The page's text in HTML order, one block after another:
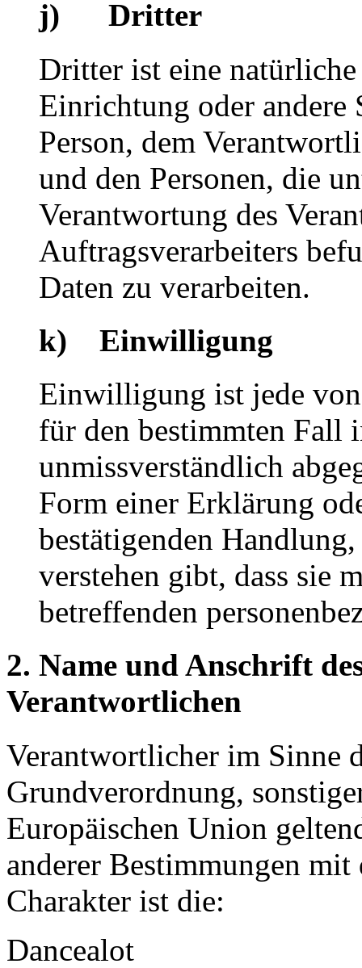
j) Dritter
Dritter ist eine
Einrichtung oder andere
Person, dem
und den Personen, die
Verantwortung des
Auftragsverarbeiters
Daten zu verarbeiten.
k) Einwilligung
Einwilligung ist jede
für den bestimmten Fall
unmissverständlich
Form einer Erklärung
bestätigenden
verstehen gibt, dass sie
betreffenden
2. Name und Anschrift
Verantwortlichen
Verantwortlicher im Sinne
Grundverordnung,
Europäischen Union
anderer Bestimmungen
Charakter ist die:
Dancealot